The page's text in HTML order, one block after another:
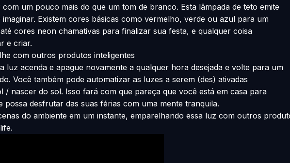
um pouco mais do que um tom de branco. Esta lâmpada de teto emite
Existem cores básicas como vermelho, verde ou azul para um
cores neon chamativas para finalizar sua festa, e qualquer coisa
e criar.
com outros produtos inteligentes
luz acenda e apague novamente a qualquer hora desejada e volte para um
Você também pode automatizar as luzes a serem (des) ativadas
/ nascer do sol. Isso fará com que pareça que você está em casa para
possa desfrutar das suas férias com uma mente tranquila.
do ambiente em um instante, emparelhando essa luz com outros